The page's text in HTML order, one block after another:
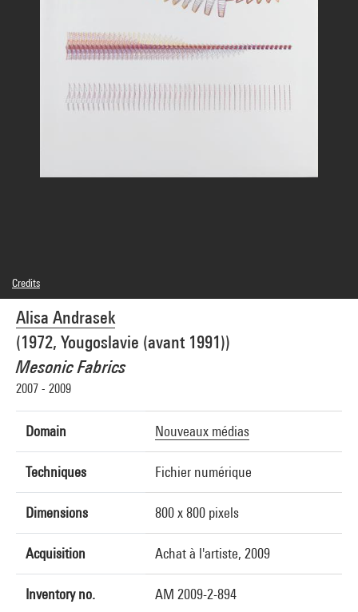
Alisa Andrasek
(1972, Yougoslavie (avant 1991))
Mesonic Fabrics
2007 - 2009
Domain Nouveaux médias
Techniques Fichier numérique
Dimensions 800 x 800 pixels
Acquisition Achat à l'artiste, 2009
Inventory no. AM 2009-2-894
Credits
© Biothing (Alisa Andrasek)
Photo credits : Centre Pompidou, MNAM-CCI/Georges Meguerditchian/Dist.
GrandPalaisRmn
Image reference : 4N27418
Image presentation :GrandPalaisRmnPhoto